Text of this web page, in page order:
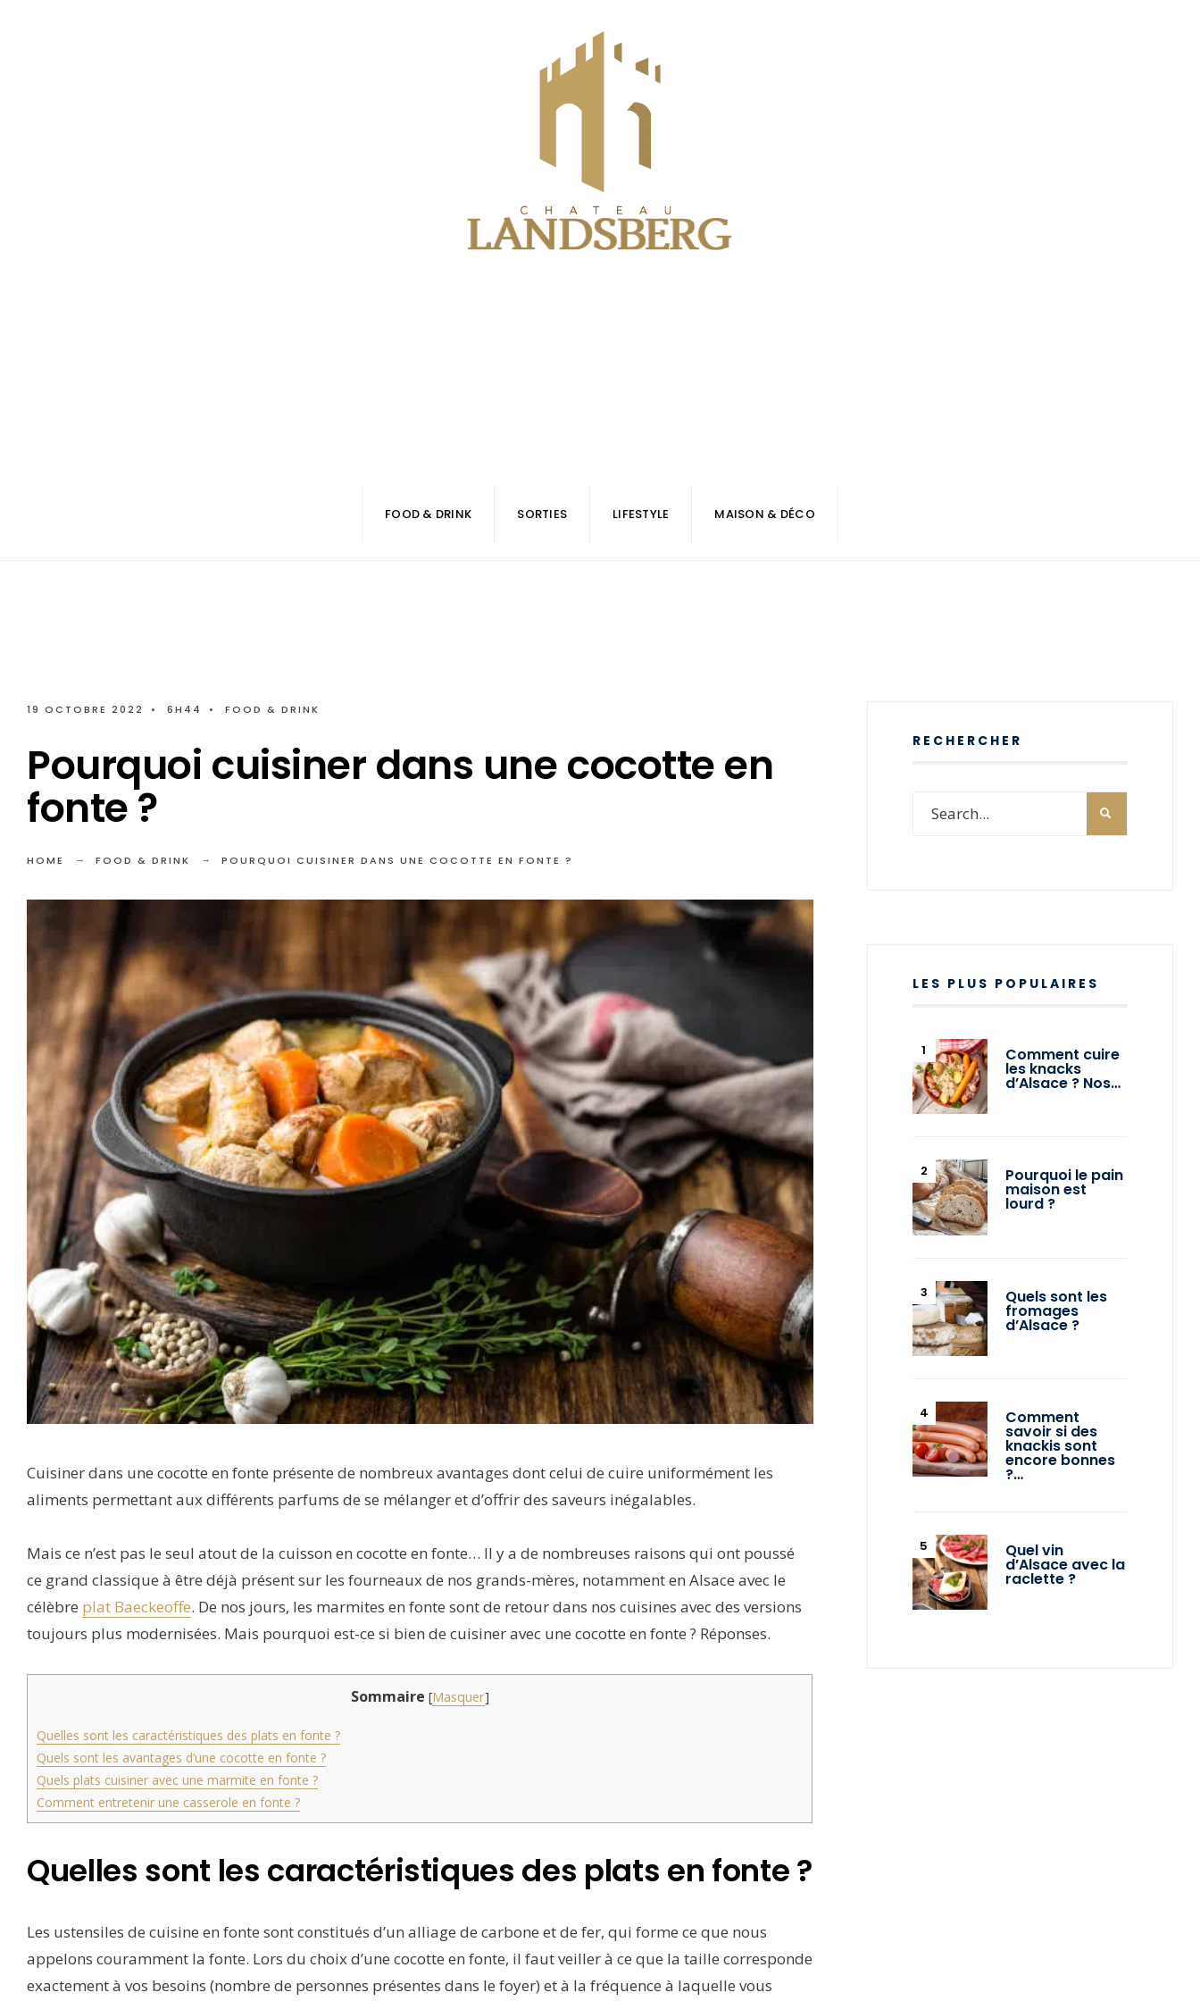
FOOD & DRINK SORTIES LIFESTYLE MAISON & DÉCO
19 OCTOBRE 2022 • 6H44 • FOOD & DRINK
Pourquoi cuisiner dans une cocotte en
fonte ?
HOME FOOD & DRINK POURQUOI CUISINER DANS UNE COCOTTE EN FONTE ?
Cuisiner dans une cocotte en fonte présente de nombreux avantages dont celui de cuire uniformément les
aliments permettant aux différents parfums de se mélanger et d’offrir des saveurs inégalables.
Mais ce n’est pas le seul atout de la cuisson en cocotte en fonte… Il y a de nombreuses raisons qui ont poussé
ce grand classique à être déjà présent sur les fourneaux de nos grands-mères, notamment en Alsace avec le
célèbre plat Baeckeoffe. De nos jours, les marmites en fonte sont de retour dans nos cuisines avec des versions
toujours plus modernisées. Mais pourquoi est-ce si bien de cuisiner avec une cocotte en fonte ? Réponses.
Sommaire [Masquer]
Quelles sont les caractéristiques des plats en fonte ?
Quels sont les avantages d’une cocotte en fonte ?
Quels plats cuisiner avec une marmite en fonte ?
Comment entretenir une casserole en fonte ?
Quelles sont les caractéristiques des plats en fonte ?
Les ustensiles de cuisine en fonte sont constitués d’un alliage de carbone et de fer, qui forme ce que nous
appelons couramment la fonte. Lors du choix d’une cocotte en fonte, il faut veiller à ce que la taille corresponde
exactement à vos besoins (nombre de personnes présentes dans le foyer) et à la fréquence à laquelle vous
RECHERCHER
LES PLUS POPULAIRES
Comment cuire
les knacks
d’Alsace ? Nos…
Pourquoi le pain
maison est
lourd ?
Quels sont les
fromages
d’Alsace ?
Comment
savoir si des
knackis sont
encore bonnes
?…
Quel vin
d’Alsace avec la
raclette ?